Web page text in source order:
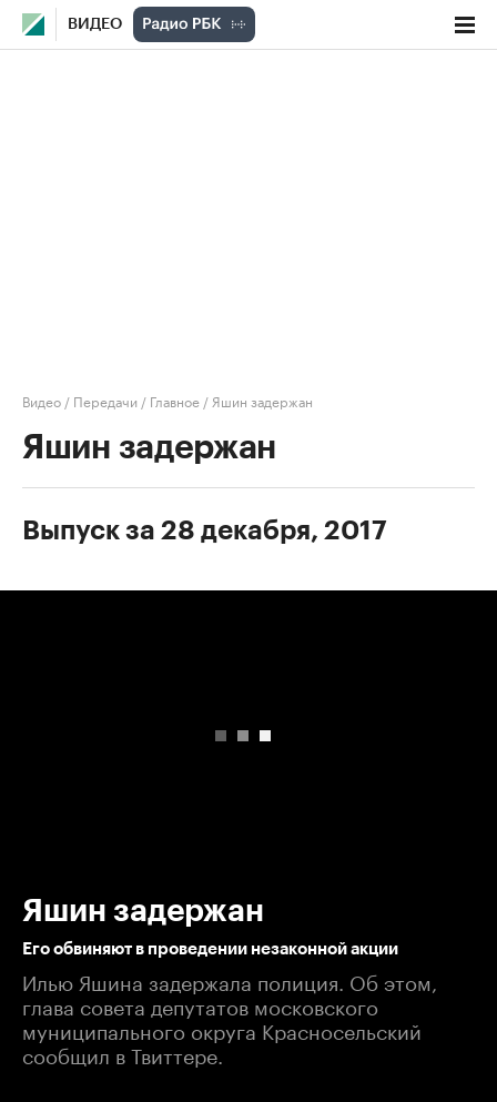
ВИДЕО
Видео / Передачи / Главное / Яшин задержан
Яшин задержан
Выпуск за 28 декабря, 2017
Яшин задержан
Его обвиняют в проведении незаконной акции
Илью Яшина задержала полиция. Об этом,
глава совета депутатов московского
муниципального округа Красносельский
сообщил в Твиттере.